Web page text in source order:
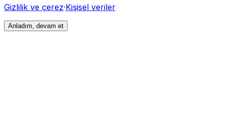
Gizlilik ve çerez·Kişisel veriler
Anladım, devam et